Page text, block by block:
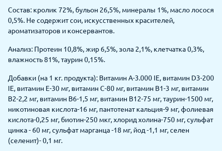
Состав: кролик 72%, бульон 26,5%, минералы 1%, масло лосося
0,5%. Не содержит сои, искусственных красителей,
ароматизаторов и консервантов.
Анализ: Протеин 10,8%, жир 6,5%, зола 2,1%, клетчатка 0,3%,
влажность 81%, таурин 0,15%.
Добавки (на 1 кг. продукта): Витамин A-3.000 IE, витамин D3-200
IE, витамин E-30 мг, витамин C-80 мг, витамин B1-3 мг, витамин
B2-2,2 мг, витамин B6-1,5 мг, витамин B12-75 мг, таурин-1500 мг,
никотиновая кислота-16 мг, пантотенат кальция-9 мг, фолиевая
кислота-0,25 мг, биотин-250 мкг, хлорид холина-750 мг, сульфат
цинка - 60 мг, сульфат марганца -18 мг, йод -1,1 мг, селен
(селенит)- 0,1 мг.